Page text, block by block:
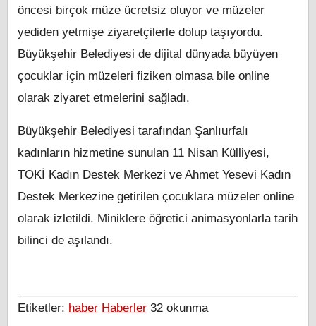
öncesi birçok müze ücretsiz oluyor ve müzeler
yediden yetmişe ziyaretçilerle dolup taşıyordu.
Büyükşehir Belediyesi de dijital dünyada büyüyen
çocuklar için müzeleri fiziken olmasa bile online
olarak ziyaret etmelerini sağladı.
Büyükşehir Belediyesi tarafından Şanlıurfalı
kadınların hizmetine sunulan 11 Nisan Külliyesi,
TOKİ Kadın Destek Merkezi ve Ahmet Yesevi Kadın
Destek Merkezine getirilen çocuklara müzeler online
olarak izletildi. Miniklere öğretici animasyonlarla tarih
bilinci de aşılandı.
Etiketler: haber Haberler 32 okunma